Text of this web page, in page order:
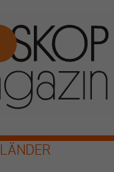
LÄNDER